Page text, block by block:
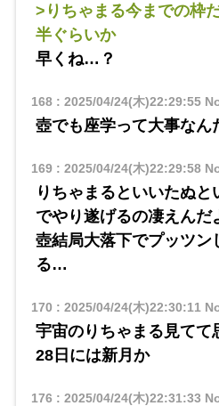
>りちゃまる今までの枠
半ぐらいか
早くね…？
168: 2025/04/24(木)22:29:55
壺でも座学って大事なん
169: 2025/04/24(木)22:29:58
りちゃまるといいたぬと
でやり遂げるの凄えんだ
壺結局大落下でプッツン
る…
170 : 2025/04/24(木)22:30:11
宇宙のりちゃまる見てて
28日には新月か
176 : 2025/04/24(木)22:31:33